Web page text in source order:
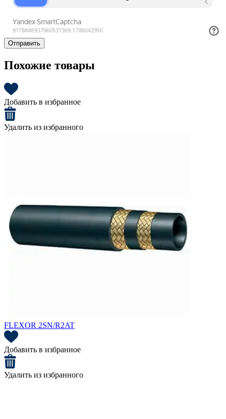
Отправить
Похожие товары
Добавить в избранное
Удалить из избранного
FLEXOR 2SN/R2AT
Добавить в избранное
Удалить из избранного